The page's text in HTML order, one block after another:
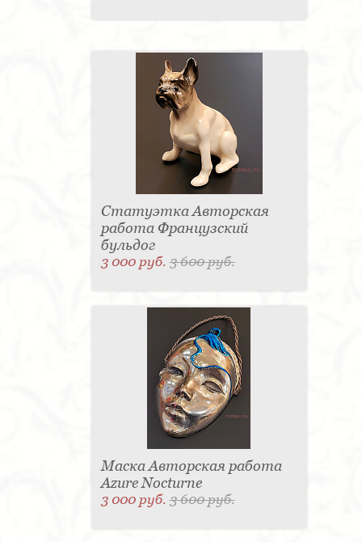
Статуэтка Авторская
работа Французский
бульдог
3 000 руб.3 600 руб.
Маска Авторская работа
Azure Nocturne
3 000 руб.3 600 руб.